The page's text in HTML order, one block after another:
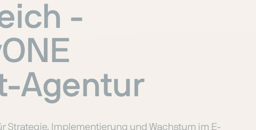
-
Agentur
Strategie, Implementierung und Wachstum im E-